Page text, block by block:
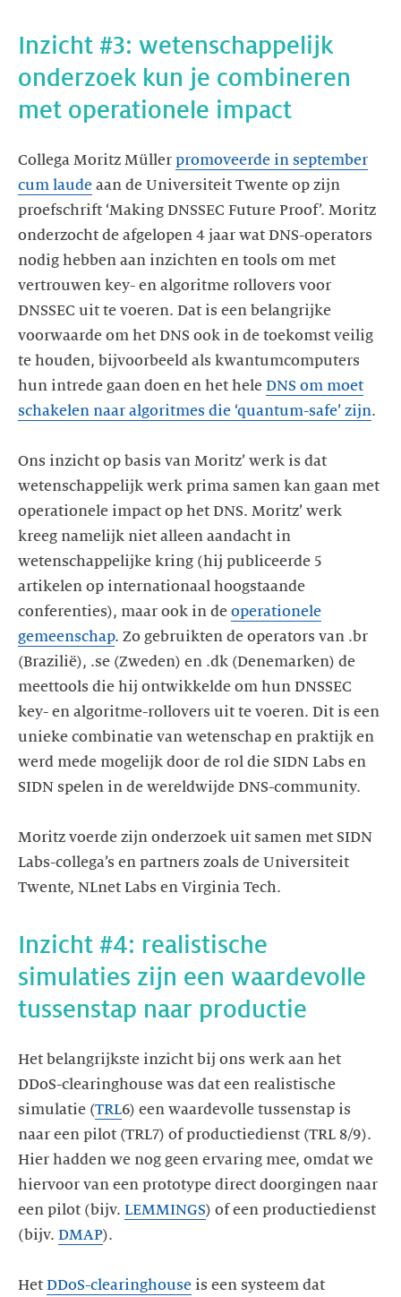
Inzicht #3: wetenschappelijk
onderzoek kun je combineren
met operationele impact
Collega Moritz Müller promoveerde in september
cum laude aan de Universiteit Twente op zijn
proefschrift ‘Making DNSSEC Future Proof’. Moritz
onderzocht de afgelopen 4 jaar wat DNS-operators
nodig hebben aan inzichten en tools om met
vertrouwen key- en algoritme rollovers voor
DNSSEC uit te voeren. Dat is een belangrijke
voorwaarde om het DNS ook in de toekomst veilig
te houden, bijvoorbeeld als kwantumcomputers
hun intrede gaan doen en het hele DNS om moet
schakelen naar algoritmes die ‘quantum-safe’ zijn.
Ons inzicht op basis van Moritz’ werk is dat
wetenschappelijk werk prima samen kan gaan met
operationele impact op het DNS. Moritz’ werk
kreeg namelijk niet alleen aandacht in
wetenschappelijke kring (hij publiceerde 5
artikelen op internationaal hoogstaande
conferenties), maar ook in de operationele
gemeenschap. Zo gebruikten de operators van .br
(Brazilië), .se (Zweden) en .dk (Denemarken) de
meettools die hij ontwikkelde om hun DNSSEC
key- en algoritme-rollovers uit te voeren. Dit is een
unieke combinatie van wetenschap en praktijk en
werd mede mogelijk door de rol die SIDN Labs en
SIDN spelen in de wereldwijde DNS-community.
Moritz voerde zijn onderzoek uit samen met SIDN
Labs-collega’s en partners zoals de Universiteit
Twente, NLnet Labs en Virginia Tech.
Inzicht #4: realistische
simulaties zijn een waardevolle
tussenstap naar productie
Het belangrijkste inzicht bij ons werk aan het
DDoS-clearinghouse was dat een realistische
simulatie (TRL6) een waardevolle tussenstap is
naar een pilot (TRL7) of productiedienst (TRL 8/9).
Hier hadden we nog geen ervaring mee, omdat we
hiervoor van een prototype direct doorgingen naar
een pilot (bijv. LEMMINGS) of een productiedienst
(bijv. DMAP).
Het DDoS-clearinghouse is een systeem dat